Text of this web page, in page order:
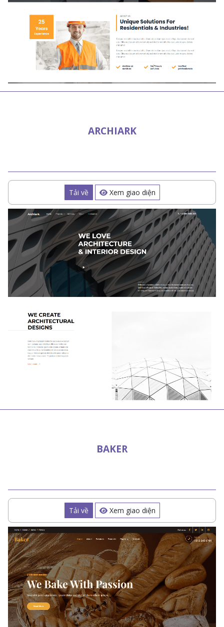
ARCHIARK
Tải về Xem giao diện
BAKER
Tải về Xem giao diện